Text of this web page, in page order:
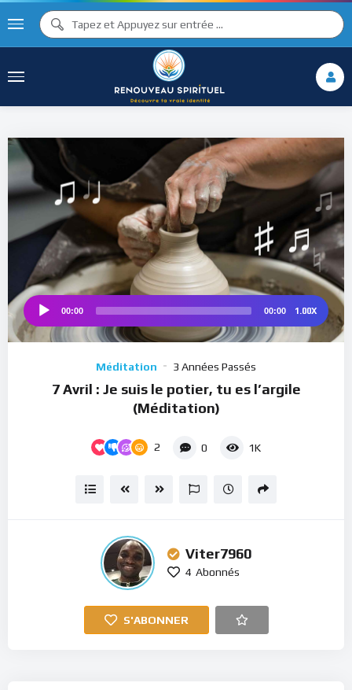
♫ ♩
♯ ♪
♪
♯ ♬
Audio
00:00 00:00 1.00X
Méditation 3 Années Passés
7 Avril : Je suis le potier, tu es l’argile
(Méditation)
2 0 1K
Viter7960
4 Abonnés
S'ABONNER